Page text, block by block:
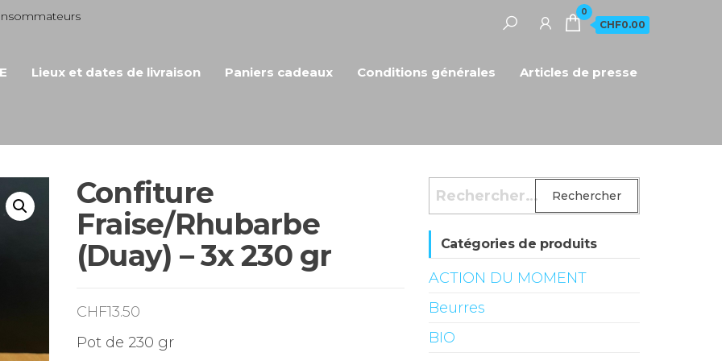
0
CHF0.00
Lieux et dates de livraison Paniers cadeaux Conditions générales Articles de presse
Confiture
Fraise/Rhubarbe
(Duay) – 3x 230 gr
CHF13.50
Pot de 230 gr
Rechercher :
Catégories de produits
ACTION DU MOMENT
Beurres
BIO